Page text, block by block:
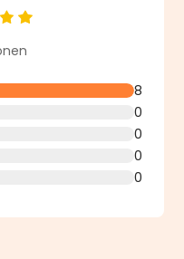
Bewertung
8
0
0
0
0